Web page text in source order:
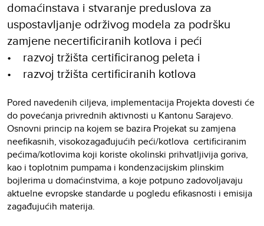
domaćinstava i stvaranje preduslova za
uspostavljanje održivog modela za podršku
zamjene necertificiranih kotlova i peći
• razvoj tržišta certificiranog peleta i
• razvoj tržišta certificiranih kotlova
Pored navedenih ciljeva, implementacija Projekta dovesti će
do povećanja privrednih aktivnosti u Kantonu Sarajevo.
Osnovni princip na kojem se bazira Projekat su zamjena
neefikasnih, visokozagađujućih peći/kotlova certificiranim
pećima/kotlovima koji koriste okolinski prihvatljivija goriva,
kao i toplotnim pumpama i kondenzacijskim plinskim
bojlerima u domaćinstvima, a koje potpuno zadovoljavaju
aktuelne evropske standarde u pogledu efikasnosti i emisija
zagađujućih materija.